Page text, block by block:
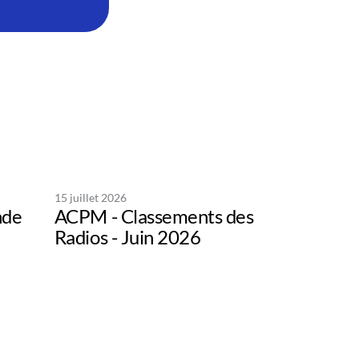
15 juillet 2026
ACPM - Classements des
Radios - Juin 2026